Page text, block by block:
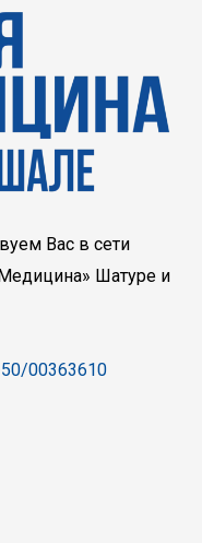
Вас в сети
Шатуре и
00363610